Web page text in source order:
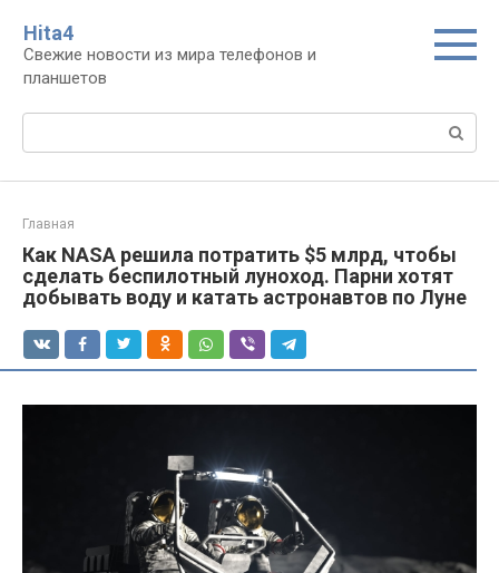
контенту
Нita4
Свежие новости из мира телефонов и
планшетов
Поиск:
Главная
Как NASA решила потратить $5 млрд, чтобы
сделать беспилотный луноход. Парни хотят
добывать воду и катать астронавтов по Луне